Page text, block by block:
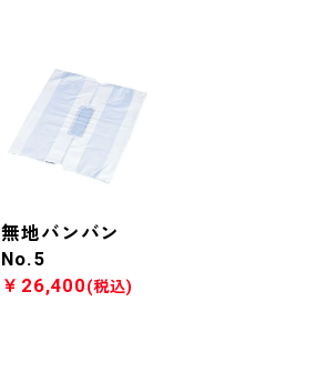
無地バンバン
No.5
￥26,400(税込)